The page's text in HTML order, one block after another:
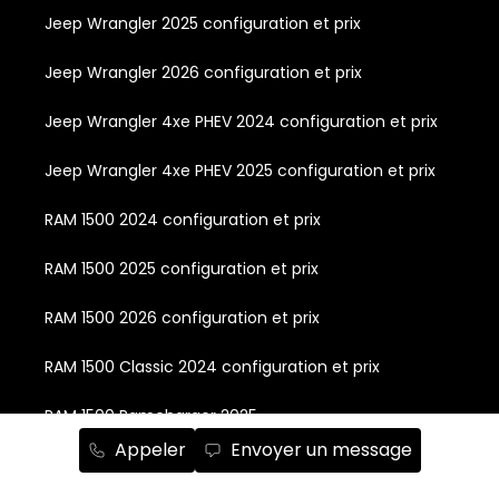
Appeler Envoyer un message
Jeep Wrangler 2025 configuration et prix
Jeep Wrangler 2026 configuration et prix
Jeep Wrangler 4xe PHEV 2024 configuration et prix
Jeep Wrangler 4xe PHEV 2025 configuration et prix
RAM 1500 2024 configuration et prix
RAM 1500 2025 configuration et prix
RAM 1500 2026 configuration et prix
RAM 1500 Classic 2024 configuration et prix
RAM 1500 Ramcharger 2025
RAM 1500 électrique : Prix et configuration 2025